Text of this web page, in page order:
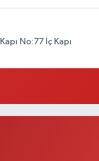
No:77 İç Kapı